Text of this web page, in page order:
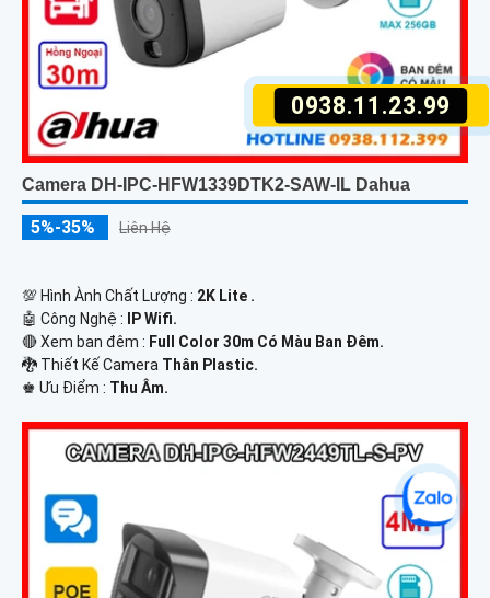
0938.11.23.99
Camera DH-IPC-HFW1339DTK2-SAW-IL Dahua
5%-35% Liên Hệ
💯 Hình Ành Chất Lượng : 2K Lite .
🤖️ Công Nghệ : IP Wifi.
🔴 Xem ban đêm : Full Color 30m Có Màu Ban Ðêm.
🐉️ Thiết Kế Camera Thân Plastic.
️♚ Ưu Điểm : Thu Âm.